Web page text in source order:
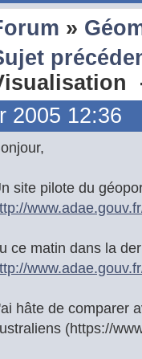
»
2005 12:36
site pilote du
ce matin dans la
hâte de comparer
(https://